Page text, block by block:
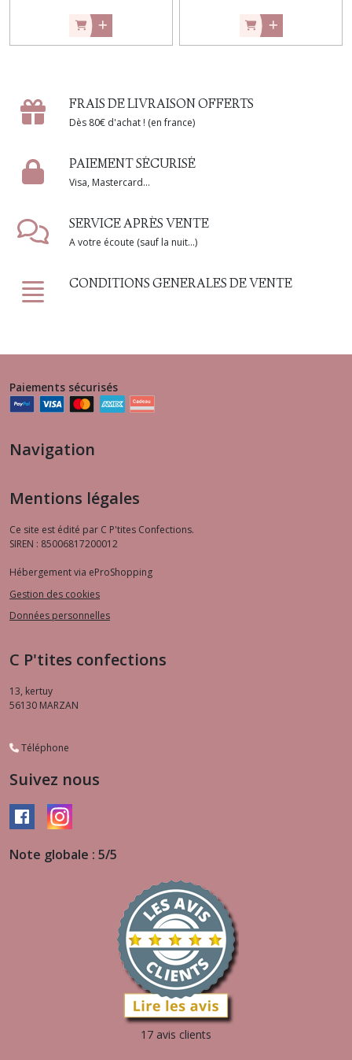
FRAIS DE LIVRAISON OFFERTS
Dès 80€ d'achat ! (en france)
PAIEMENT SÉCURISÉ
Visa, Mastercard...
SERVICE APRÈS VENTE
A votre écoute (sauf la nuit...)
CONDITIONS GENERALES DE VENTE
Paiements sécurisés
Navigation
Mentions légales
Ce site est édité par C P'tites Confections.
SIREN : 85006817200012
Hébergement via eProShopping
Gestion des cookies
Données personnelles
C P'tites confections
13, kertuy
56130 MARZAN
Téléphone
Suivez nous
Note globale : 5/5
17 avis clients